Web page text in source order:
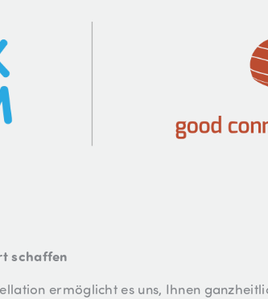
schaffen
ermöglicht es uns, Ihnen